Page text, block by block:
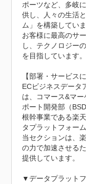
ポーツなど、多岐
供し、人々の生活
ム」を構築していま
お客様に最高のサ
し、テクノロジー
を目指しています。
【部署・サービス
ECビジネスデータ
は、コマース&マ
ポート開発部（
根幹事業である楽
タプラットフォー
当セクションは、
の力で加速させる
提供しています。
▼データプラット